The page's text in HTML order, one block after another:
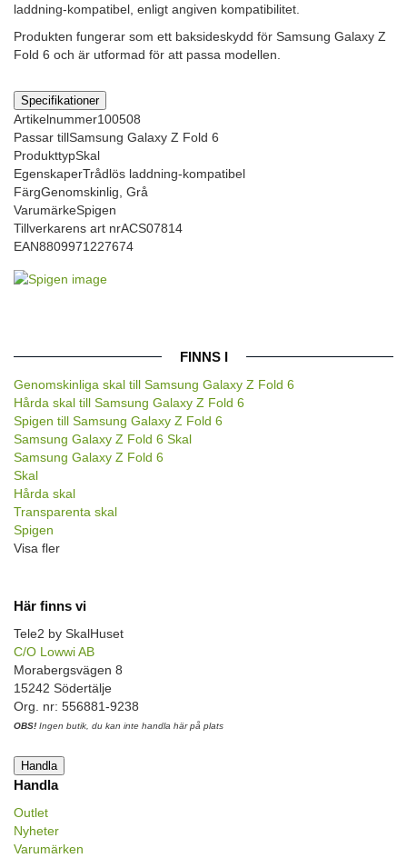
laddning-kompatibel, enligt angiven kompatibilitet.
Produkten fungerar som ett baksideskydd för Samsung Galaxy Z
Fold 6 och är utformad för att passa modellen.
Specifikationer
Artikelnummer100508
Passar tillSamsung Galaxy Z Fold 6
ProdukttypSkal
EgenskaperTrådlös laddning-kompatibel
FärgGenomskinlig, Grå
VarumärkeSpigen
Tillverkarens art nrACS07814
EAN8809971227674
FINNS I
Genomskinliga skal till Samsung Galaxy Z Fold 6
Hårda skal till Samsung Galaxy Z Fold 6
Spigen till Samsung Galaxy Z Fold 6
Samsung Galaxy Z Fold 6 Skal
Samsung Galaxy Z Fold 6
Skal
Hårda skal
Transparenta skal
Spigen
Visa fler
Här finns vi
Tele2 by SkalHuset
C/O Lowwi AB
Morabergsvägen 8
15242 Södertälje
Org. nr: 556881-9238
OBS! Ingen butik, du kan inte handla här på plats
Handla
Handla
Outlet
Nyheter
Varumärken